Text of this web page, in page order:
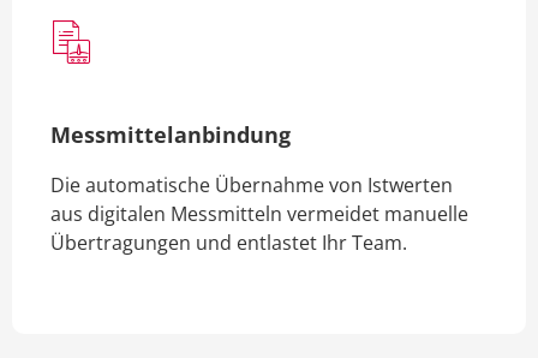
Messmittelanbindung
Die automatische Übernahme von Istwerten
aus digitalen Messmitteln vermeidet manuelle
Übertragungen und entlastet Ihr Team.